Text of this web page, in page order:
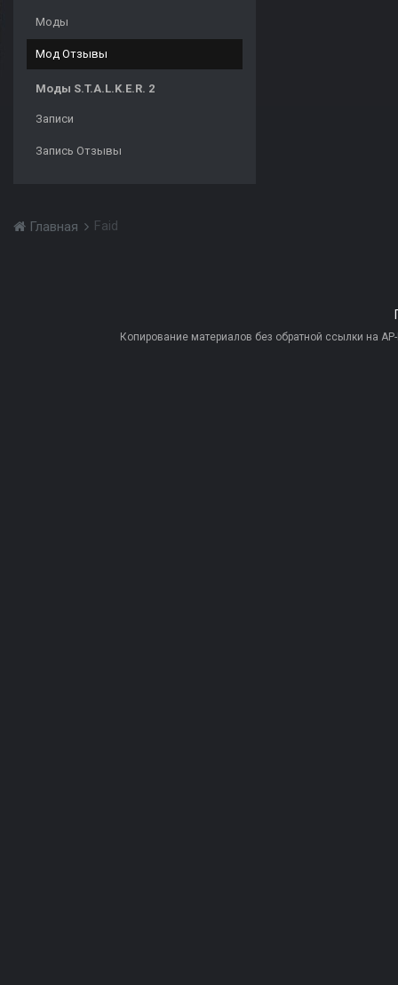
Моды
Мод Отзывы
Моды S.T.A.L.K.E.R. 2
Записи
Запись Отзывы
Главная Faid
Копирование материалов без обратной ссылки на